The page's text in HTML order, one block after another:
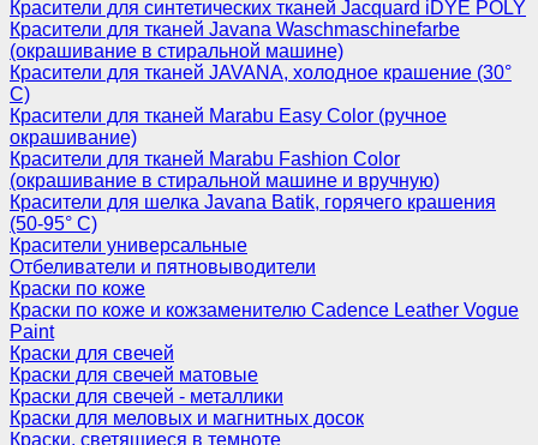
Красители для синтетических тканей Jacquard iDYE POLY
Красители для тканей Javana Waschmaschinefarbe
(окрашивание в стиральной машине)
Красители для тканей JAVANA, холодное крашение (30°
С)
Красители для тканей Marabu Easy Color (ручное
окрашивание)
Красители для тканей Marabu Fashion Color
(окрашивание в стиральной машине и вручную)
Красители для шелка Javana Batik, горячего крашения
(50-95° С)
Красители универсальные
Отбеливатели и пятновыводители
Краски по коже
Краски по коже и кожзаменителю Cadence Leather Vogue
Paint
Краски для свечей
Краски для свечей матовые
Краски для свечей - металлики
Краски для меловых и магнитных досок
Краски, светящиеся в темноте